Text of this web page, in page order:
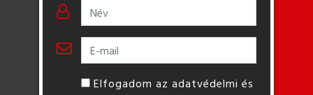
Elfogadom az adatvédelmi és